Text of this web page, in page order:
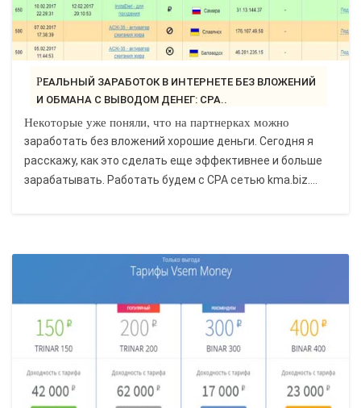
РЕАЛЬНЫЙ ЗАРАБОТОК В ИНТЕРНЕТЕ БЕЗ ВЛОЖЕНИЙ
И ОБМАНА С ВЫВОДОМ ДЕНЕГ: CPA..
Некоторые уже поняли, что на партнерках можно
заработать без вложений хорошие деньги. Сегодня я
расскажу, как это сделать еще эффективнее и больше
зарабатывать. Работать будем с CPA сетью kma.biz....